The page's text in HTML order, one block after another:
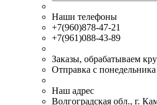
Наши телефоны
+7(960)878-47-21
+7(961)088-43-89
Заказы, обрабатываем
Отправка с
Наш адрес
Волгоградская обл., г.